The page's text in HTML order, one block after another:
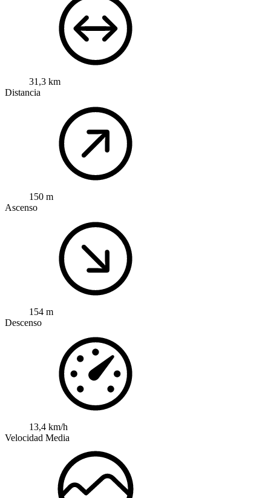
31,3 km
Distancia
150 m
Ascenso
154 m
Descenso
13,4 km/h
Velocidad Media